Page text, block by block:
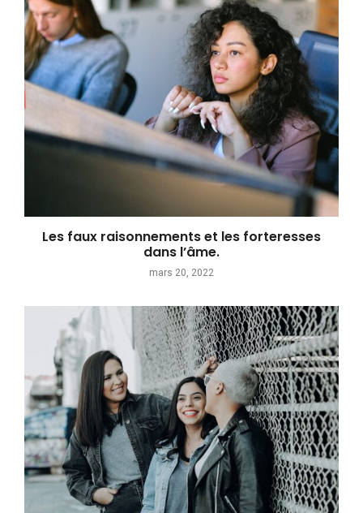
Les faux raisonnements et les forteresses
dans l’âme.
mars 20, 2022